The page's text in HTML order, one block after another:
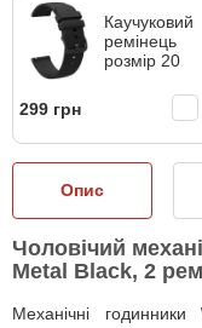
Каучуковий
ремінець
розмір 20
299 грн
Опис
Чоловічий
Metal Black, 2
Механічні годинники